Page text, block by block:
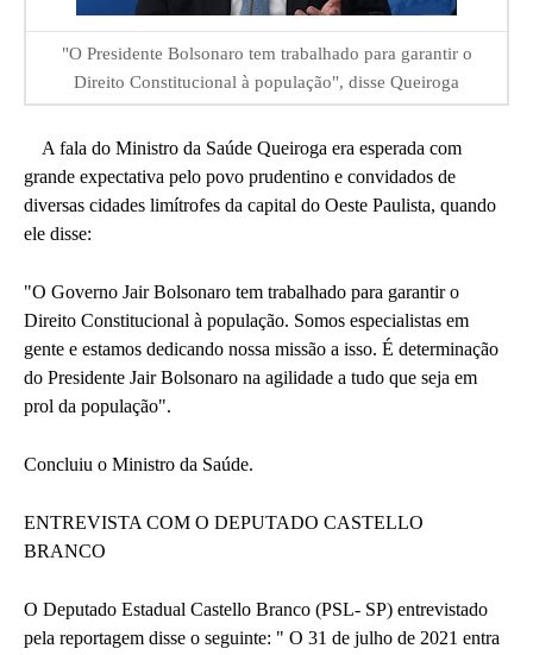
"O Presidente Bolsonaro tem trabalhado para garantir o
Direito Constitucional à população", disse Queiroga
A fala do Ministro da Saúde Queiroga era esperada com
grande expectativa pelo povo prudentino e convidados de
diversas cidades limítrofes da capital do Oeste Paulista, quando
ele disse:
"O Governo Jair Bolsonaro tem trabalhado para garantir o
Direito Constitucional à população. Somos especialistas em
gente e estamos dedicando nossa missão a isso. É determinação
do Presidente Jair Bolsonaro na agilidade a tudo que seja em
prol da população".
Concluiu o Ministro da Saúde.
ENTREVISTA COM O DEPUTADO CASTELLO
BRANCO
O Deputado Estadual Castello Branco (PSL- SP) entrevistado
pela reportagem disse o seguinte: " O 31 de julho de 2021 entra